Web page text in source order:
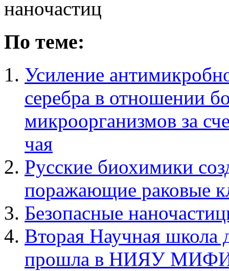
По теме:
Усиление
серебра в отношении
микроорганизмов за
чая
Русские биохимики
поражающие раковые
Безопасные
Вторая Научная школа
прошла в НИЯУ